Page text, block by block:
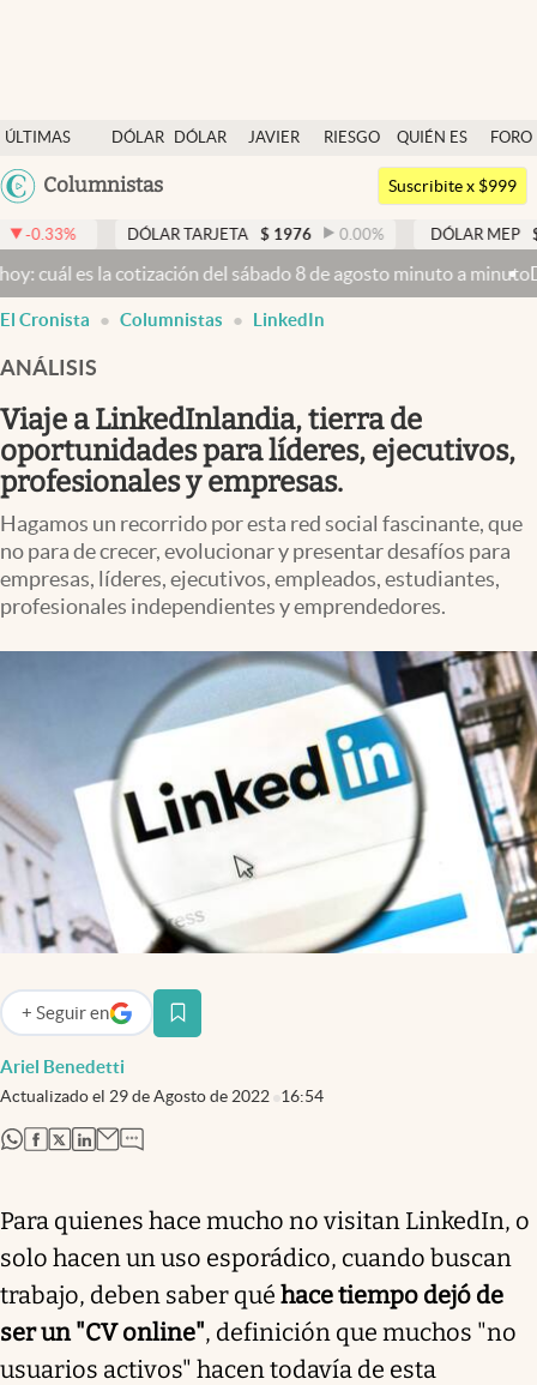
ÚLTIMAS
NOTICIAS
DÓLAR
DÓLAR
JAVIER
RIESGO
QUIÉN ES
QUIÉN
FORO
Argentina
México
Columnistas
Dólar
Members
Economía y Política
Finanzas y Mercados
Mercados Online
Negocios
Columnistas
Otras secciones
Infotechnology
Clase
Eventos Corporativos
El Cronista Studio
Mediakit
abre en nueva pestaña
Argentina
Suscribite x $999
DÓLAR TARJETA $ 1976 0.00% DÓLAR MEP $ 1526,03
la cotización del sábado 8 de agosto minuto a minutoDólar hoy
El Cronista Columnistas LinkedIn
ANÁLISIS
Viaje a LinkedInlandia, tierra de
oportunidades para líderes, ejecutivos,
profesionales y empresas.
Hagamos un recorrido por esta red social fascinante, que
no para de crecer, evolucionar y presentar desafíos para
empresas, líderes, ejecutivos, empleados, estudiantes,
profesionales independientes y emprendedores.
Ariel Benedetti
Actualizado el 29 de Agosto de 2022 16:54
+ Seguir en
abre en nueva pestaña
abre en nueva pestaña
abre en nueva pestaña
abre en nueva pestaña
abre en nueva pestaña
Para quienes hace mucho no visitan LinkedIn, o
solo hacen un uso esporádico, cuando buscan
trabajo, deben saber qué hace tiempo dejó de
ser un "CV online", definición que muchos "no
usuarios activos" hacen todavía de esta